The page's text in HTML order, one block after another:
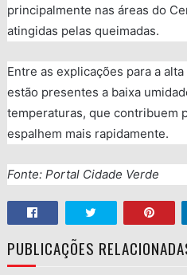
principalmente nas áreas do
atingidas pelas queimadas.
Entre as explicações para a
estão presentes a baixa
temperaturas, que contribuem
espalhem mais rapidamente.
Fonte: Portal Cidade Verde
PUBLICAÇÕES